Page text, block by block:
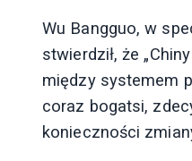
Wu Bangguo, w
stwierdził, że
między systemem
coraz bogatsi,
konieczności